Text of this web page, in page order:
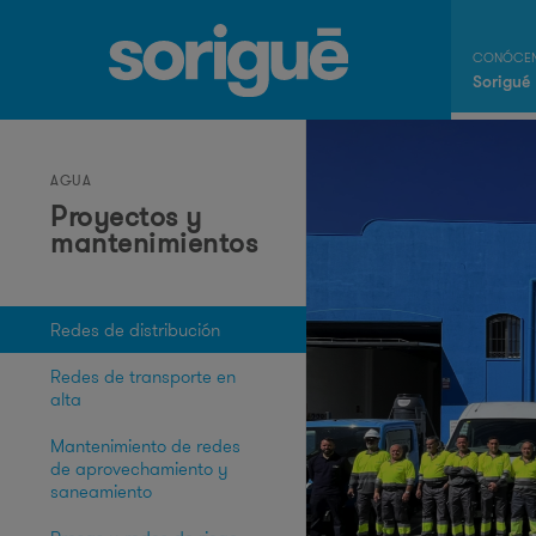
Sorigué
AGUA
Proyectos y
mantenimientos
Redes de distribución
Redes de transporte en
alta
Mantenimiento de redes
de aprovechamiento y
saneamiento